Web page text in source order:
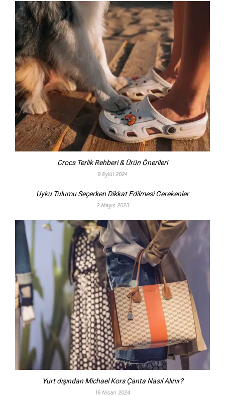
Crocs Terlik Rehberi & Ürün Önerileri
9 Eylül 2024
Uyku Tulumu Seçerken Dikkat Edilmesi Gerekenler
2 Mayıs 2023
Yurt dışından Michael Kors Çanta Nasıl Alınır?
16 Nisan 2024